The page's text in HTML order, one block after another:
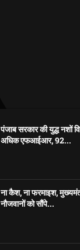
पंजाब सरकार की युद्ध नशों
अधिक एफआईआर, 92...
ना कैश, ना फरमाइश,
नौजवानों को सौंपे...